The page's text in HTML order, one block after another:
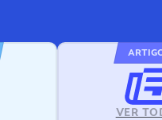
VER